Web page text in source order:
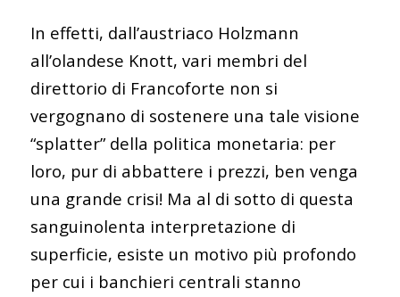
In effetti, dall’austriaco Holzmann
all’olandese Knott, vari membri del
direttorio di Francoforte non si
vergognano di sostenere una tale visione
“splatter” della politica monetaria: per
loro, pur di abbattere i prezzi, ben venga
una grande crisi! Ma al di sotto di questa
sanguinolenta interpretazione di
superficie, esiste un motivo più profondo
per cui i banchieri centrali stanno